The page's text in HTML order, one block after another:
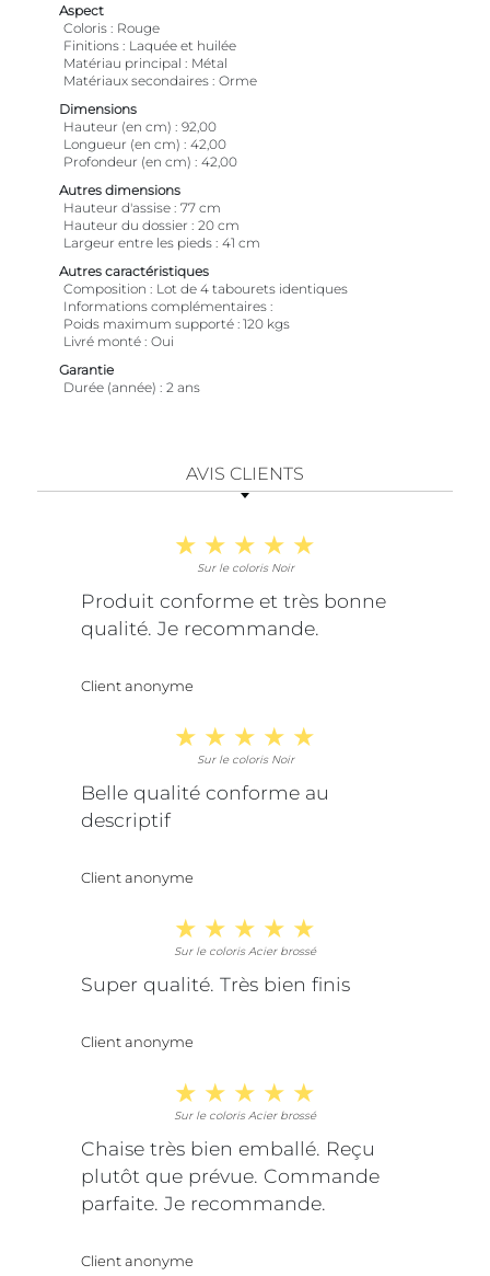
Aspect
Coloris
Rouge
Finitions
Laquée et huilée
Matériau principal
Métal
Matériaux secondaires Orme
Dimensions
Hauteur (en cm)
92,00
Longueur (en cm)
42,00
Profondeur (en cm)
42,00
Autres dimensions
Hauteur d'assise 77 cm
Hauteur du dossier
20 cm
Largeur entre les pieds 41 cm
Autres caractéristiques
Composition
Lot de 4 tabourets identiques
Informations complémentaires
Poids maximum supporté : 120 kgs
Livré monté Oui
Garantie
Durée (année)
2 ans
AVIS CLIENTS
Sur le coloris Noir
Produit conforme et très bonne
qualité. Je recommande.
Client anonyme
Sur le coloris Noir
Belle qualité conforme au
descriptif
Client anonyme
Sur le coloris Acier brossé
Super qualité. Très bien finis
Client anonyme
Sur le coloris Acier brossé
Chaise très bien emballé. Reçu
plutôt que prévue. Commande
parfaite. Je recommande.
Client anonyme